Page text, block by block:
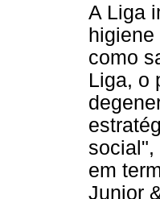
A Liga
higiene
como
Liga, o
social",
em
Junior